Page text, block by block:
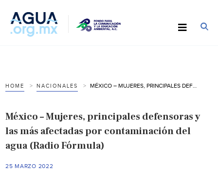
HOME NACIONALES
México – Mujeres, principales defensoras y
las más afectadas por contaminación del
agua (Radio Fórmula)
25 MARZO 2022